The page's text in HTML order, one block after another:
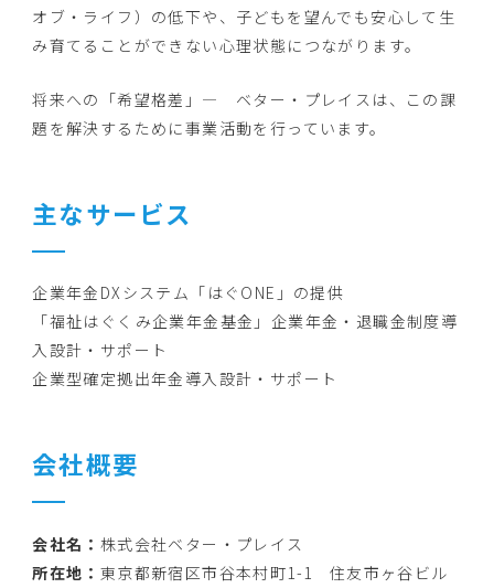
オブ・ライフ）の低下や、子どもを望んでも安心して生
み育てることができない心理状態につながります。
将来への「希望格差」― ベター・プレイスは、この課
題を解決するために事業活動を行っています。
主なサービス
企業年金DXシステム「はぐONE」の提供
「福祉はぐくみ企業年金基金」企業年金・退職金制度導
入設計・サポート
企業型確定拠出年金導入設計・サポート
会社概要
会社名： 株式会社ベター・プレイス
所在地： 東京都新宿区市谷本村町1-1 住友市ヶ谷ビル